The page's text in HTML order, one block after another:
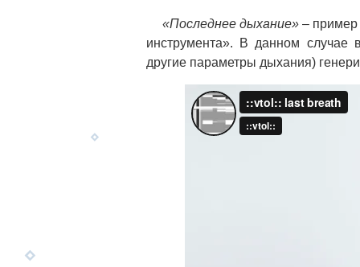
«Последнее дыхание» –
инструмента». В данном случае
другие параметры дыхания)